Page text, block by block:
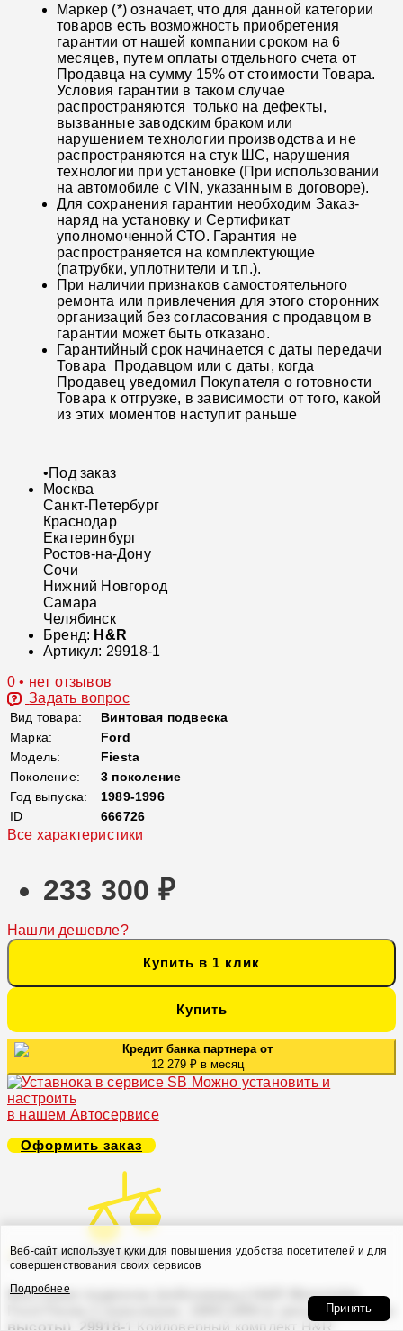
Маркер (*) означает, что для данной категории
товаров есть возможность приобретения
гарантии от нашей компании сроком на 6
месяцев, путем оплаты отдельного счета от
Продавца на сумму 15% от стоимости Товара.
Условия гарантии в таком случае
распространяются только на дефекты,
вызванные заводским браком или
нарушением технологии производства и не
распространяются на стук ШС, нарушения
технологии при установке (При использовании
на автомобиле с VIN, указанным в договоре).
Для сохранения гарантии необходим Заказ-
наряд на установку и Сертификат
уполномоченной СТО. Гарантия не
распространяется на комплектующие
(патрубки, уплотнители и т.п.).
При наличии признаков самостоятельного
ремонта или привлечения для этого сторонних
организаций без согласования с продавцом в
гарантии может быть отказано.
Гарантийный срок начинается с даты передачи
Товара Продавцом или с даты, когда
Продавец уведомил Покупателя о готовности
Товара к отгрузке, в зависимости от того, какой
из этих моментов наступит раньше
•Под заказ
Москва
Санкт-Петербург
Краснодар
Екатеринбург
Ростов-на-Дону
Сочи
Нижний Новгород
Самара
Челябинск
Бренд: H&R
Артикул: 29918-1
0 • нет отзывов
Задать вопрос
Вид товара:
Винтовая подвеска
Марка:
Ford
Модель:
Fiesta
Поколение:
3 поколение
Год выпуска:
1989-1996
ID
666726
Все характеристики
233 300 ₽
Нашли дешевле?
Купить в 1 клик
Купить
Кредит банка партнера от
12 279 ₽ в месяц
Можно установить и
настроить
в нашем Автосервисе
Оформить заказ
В закладки В сравнение
Винтовая подвеска (койловеры) H&R Monotube,
Ford Fiesta 3 поколение, 1989-1996 (с регулировками
высоты), 29918-1
Койловерный комплект H&R
Веб-сайт использует куки для повышения удобства посетителей и для
совершенствования своих сервисов
Подробнее
Принять